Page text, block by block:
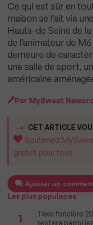
Ce qui est sûr en
maison se fait via
Hauts-de Seine de
de l’animateur de M6
demeure de
une salle de sport,
américaine
Par MySweet
CET ARTICLE
Soutenez
gratuit pour tous.
Ajouter un
Les plus populaires
1
Taxe foncière
restera parmi